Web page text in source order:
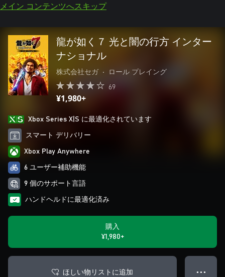
メイン コンテンツへスキップ
龍が如く７ 光と闇の行方 インター
ナショナル
株式会社セガ • ロール プレイング
69
¥1,980+
Xbox Series X|S に最適化されています
スマート デリバリー
Xbox Play Anywhere
6 ユーザー補助機能
9 個のサポート言語
ハンドヘルドに最適化済み
購入
¥1,980+
ほしい物リストに追加 ● ● ●